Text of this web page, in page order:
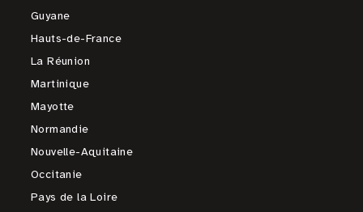
Guyane
Hauts-de-France
La Réunion
Martinique
Mayotte
Normandie
Nouvelle-Aquitaine
Occitanie
Pays de la Loire